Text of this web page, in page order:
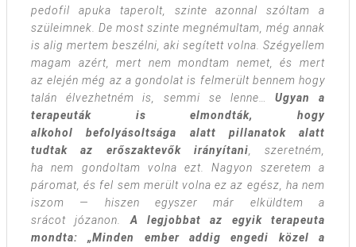
pedofil apuka taperolt, szinte azonnal szóltam a
szüleimnek. De most szinte megnémultam, még annak
is alig mertem beszélni, aki segített volna. Szégyellem
magam azért, mert nem mondtam nemet, és mert
az elején még az a gondolat is felmerült bennem hogy
talán élvezhetném is, semmi se lenne…Ugyan a
terapeuták is elmondták, hogy
alkohol befolyásoltsága alatt pillanatok alatt
tudtak az erőszaktevők irányítani, szeretném,
ha nem gondoltam volna ezt. Nagyon szeretem a
páromat, és fel sem merült volna ez az egész, ha nem
iszom — hiszen egyszer már elküldtem a
srácot józanon.A legjobbat az egyik terapeuta
mondta: „Minden ember addig engedi közel a